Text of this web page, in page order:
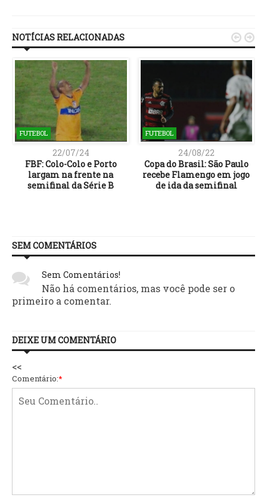
NOTÍCIAS RELACIONADAS
FUTEBOL
22/07/24
FBF: Colo-Colo e Porto
largam na frente na
semifinal da Série B
FUTEBOL
24/08/22
Copa do Brasil: São Paulo
recebe Flamengo em jogo
de ida da semifinal
 
SEM COMENTÁRIOS
Sem Comentários!
Não há comentários, mas você pode ser o
primeiro a comentar.
DEIXE UM COMENTÁRIO
<<
Comentário:*